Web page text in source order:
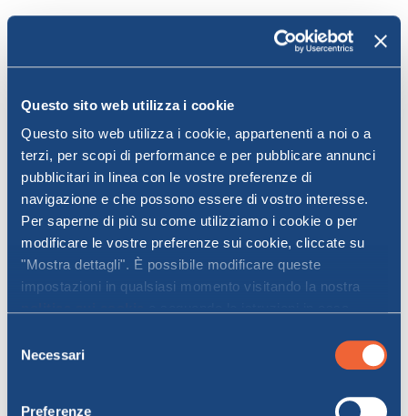
Questo sito web utilizza i cookie
Questo sito web utilizza i cookie, appartenenti a noi o a
terzi, per scopi di performance e per pubblicare annunci
pubblicitari in linea con le vostre preferenze di
navigazione e che possono essere di vostro interesse.
Per saperne di più su come utilizziamo i cookie o per
modificare le vostre preferenze sui cookie, cliccate su
"Mostra dettagli". È possibile modificare queste
impostazioni in qualsiasi momento visitando la nostra
selezionati", l’utente accetta la memorizzazione dei
delNecessari
Preferenze
Posta tra la Bassa Baronia e la Gallura,
è una magnifica località dellaCosta
Orientale della Sardegna, compresa tra il
distanza da località altrettanto celebri come
San Teodoro.
Con circa 18 km di costa e un patrimonio
naturale unico, fatto non solo di spiagge di
sabbia fine e di mare cristallino ma anche di
una vegetazione di tamerici e giunchi,
Budoni attrae ogni anno tantissimi visitatori,
conquistati non solo dalle bellezze
paesaggistiche ma anche dal ricco
patrimonio culturale del territorio. Non a
Nuraghe di Su Entosu
sistema difensivo, dalla quale si può godere